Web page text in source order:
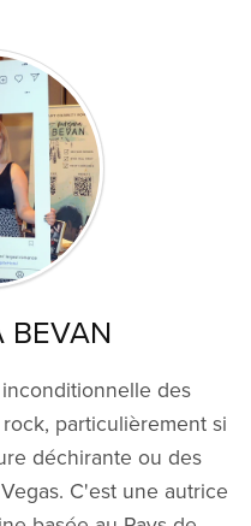
BEVAN
des
particulièrement si
déchirante ou des
C'est une autrice